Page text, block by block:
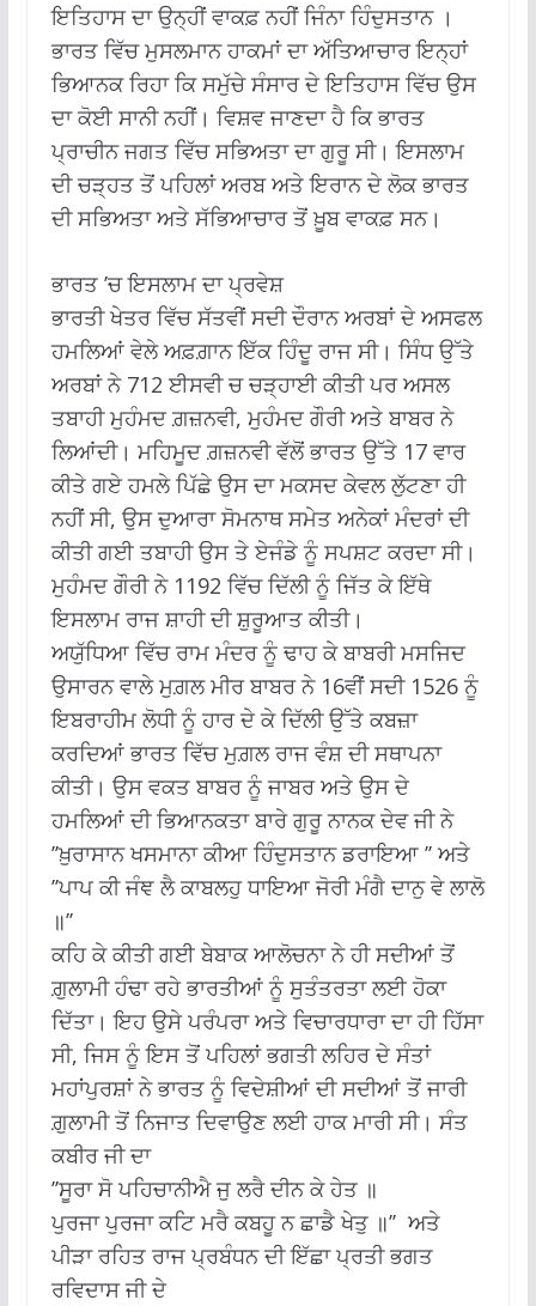
ਇਤਿਹਾਸ ਦਾ ਉਨ੍ਹੀਂ ਵਾਕਫ਼ ਨਹੀਂ ਜਿੰਨਾ ਹਿੰਦੁਸਤਾਨ ।
ਭਾਰਤ ਵਿੱਚ ਮੁਸਲਮਾਨ ਹਾਕਮਾਂ ਦਾ ਅੱਤਿਆਚਾਰ ਇਨ੍ਹਾਂ
ਭਿਆਨਕ ਰਿਹਾ ਕਿ ਸਮੁੱਚੇ ਸੰਸਾਰ ਦੇ ਇਤਿਹਾਸ ਵਿੱਚ ਉਸ
ਦਾ ਕੋਈ ਸਾਨੀ ਨਹੀਂ। ਵਿਸ਼ਵ ਜਾਣਦਾ ਹੈ ਕਿ ਭਾਰਤ
ਪ੍ਰਾਚੀਨ ਜਗਤ ਵਿੱਚ ਸਭਿਅਤਾ ਦਾ ਗੁਰੂ ਸੀ। ਇਸਲਾਮ
ਦੀ ਚੜ੍ਹਤ ਤੋਂ ਪਹਿਲਾਂ ਅਰਬ ਅਤੇ ਇਰਾਨ ਦੇ ਲੋਕ ਭਾਰਤ
ਦੀ ਸਭਿਅਤਾ ਅਤੇ ਸੱਭਿਆਚਾਰ ਤੋਂ ਖ਼ੂਬ ਵਾਕਫ਼ ਸਨ।
ਭਾਰਤ ’ਚ ਇਸਲਾਮ ਦਾ ਪ੍ਰਵੇਸ਼
ਭਾਰਤੀ ਖੇਤਰ ਵਿੱਚ ਸੱਤਵੀਂ ਸਦੀ ਦੌਰਾਨ ਅਰਬਾਂ ਦੇ ਅਸਫਲ
ਹਮਲਿਆਂ ਵੇਲੇ ਅਫ਼ਗ਼ਾਨ ਇੱਕ ਹਿੰਦੂ ਰਾਜ ਸੀ। ਸਿੰਧ ਉੱਤੇ
ਅਰਬਾਂ ਨੇ 712 ਈਸਵੀ ਚ ਚੜ੍ਹਾਈ ਕੀਤੀ ਪਰ ਅਸਲ
ਤਬਾਹੀ ਮੁਹੰਮਦ ਗ਼ਜ਼ਨਵੀ, ਮੁਹੰਮਦ ਗੌਰੀ ਅਤੇ ਬਾਬਰ ਨੇ
ਲਿਆਂਦੀ। ਮਹਿਮੂਦ ਗ਼ਜ਼ਨਵੀ ਵੱਲੋਂ ਭਾਰਤ ਉੱਤੇ 17 ਵਾਰ
ਕੀਤੇ ਗਏ ਹਮਲੇ ਪਿੱਛੇ ਉਸ ਦਾ ਮਕਸਦ ਕੇਵਲ ਲੁੱਟਣਾ ਹੀ
ਨਹੀਂ ਸੀ, ਉਸ ਦੁਆਰਾ ਸੋਮਨਾਥ ਸਮੇਤ ਅਨੇਕਾਂ ਮੰਦਰਾਂ ਦੀ
ਕੀਤੀ ਗਈ ਤਬਾਹੀ ਉਸ ਤੇ ਏਜੰਡੇ ਨੂੰ ਸਪਸ਼ਟ ਕਰਦਾ ਸੀ।
ਮੁਹੰਮਦ ਗੌਰੀ ਨੇ 1192 ਵਿੱਚ ਦਿੱਲੀ ਨੂੰ ਜਿੱਤ ਕੇ ਇੱਥੇ
ਇਸਲਾਮ ਰਾਜ ਸ਼ਾਹੀ ਦੀ ਸ਼ੁਰੂਆਤ ਕੀਤੀ।
ਅਯੁੱਧਿਆ ਵਿੱਚ ਰਾਮ ਮੰਦਰ ਨੂੰ ਢਾਹ ਕੇ ਬਾਬਰੀ ਮਸਜਿਦ
ਉਸਾਰਨ ਵਾਲੇ ਮੁਗ਼ਲ ਮੀਰ ਬਾਬਰ ਨੇ 16ਵੀਂ ਸਦੀ 1526 ਨੂੰ
ਇਬਰਾਹੀਮ ਲੋਧੀ ਨੂੰ ਹਾਰ ਦੇ ਕੇ ਦਿੱਲੀ ਉੱਤੇ ਕਬਜ਼ਾ
ਕਰਦਿਆਂ ਭਾਰਤ ਵਿੱਚ ਮੁਗ਼ਲ ਰਾਜ ਵੰਸ਼ ਦੀ ਸਥਾਪਨਾ
ਕੀਤੀ। ਉਸ ਵਕਤ ਬਾਬਰ ਨੂੰ ਜਾਬਰ ਅਤੇ ਉਸ ਦੇ
ਹਮਲਿਆਂ ਦੀ ਭਿਆਨਕਤਾ ਬਾਰੇ ਗੁਰੂ ਨਾਨਕ ਦੇਵ ਜੀ ਨੇ
’’ਖ਼ੁਰਾਸਾਨ ਖਸਮਾਨਾ ਕੀਆ ਹਿੰਦੁਸਤਾਨ ਡਰਾਇਆ ’’ ਅਤੇ
’’ਪਾਪ ਕੀ ਜੰਞ ਲੈ ਕਾਬਲਹੁ ਧਾਇਆ ਜੋਰੀ ਮੰਗੈ ਦਾਨੁ ਵੇ ਲਾਲੋ
॥’’
ਕਹਿ ਕੇ ਕੀਤੀ ਗਈ ਬੇਬਾਕ ਆਲੋਚਨਾ ਨੇ ਹੀ ਸਦੀਆਂ ਤੋਂ
ਗ਼ੁਲਾਮੀ ਹੰਢਾ ਰਹੇ ਭਾਰਤੀਆਂ ਨੂੰ ਸੁਤੰਤਰਤਾ ਲਈ ਹੋਕਾ
ਦਿੱਤਾ। ਇਹ ਉਸੇ ਪਰੰਪਰਾ ਅਤੇ ਵਿਚਾਰਧਾਰਾ ਦਾ ਹੀ ਹਿੱਸਾ
ਸੀ, ਜਿਸ ਨੂੰ ਇਸ ਤੋਂ ਪਹਿਲਾਂ ਭਗਤੀ ਲਹਿਰ ਦੇ ਸੰਤਾਂ
ਮਹਾਂਪੁਰਸ਼ਾਂ ਨੇ ਭਾਰਤ ਨੂੰ ਵਿਦੇਸ਼ੀਆਂ ਦੀ ਸਦੀਆਂ ਤੋਂ ਜਾਰੀ
ਗ਼ੁਲਾਮੀ ਤੋਂ ਨਿਜਾਤ ਦਿਵਾਉਣ ਲਈ ਹਾਕ ਮਾਰੀ ਸੀ। ਸੰਤ
ਕਬੀਰ ਜੀ ਦਾ
’’ਸੂਰਾ ਸੋ ਪਹਿਚਾਨੀਐ ਜੁ ਲਰੈ ਦੀਨ ਕੇ ਹੇਤ ॥
ਪੁਰਜਾ ਪੁਰਜਾ ਕਟਿ ਮਰੈ ਕਬਹੂ ਨ ਛਾਡੈ ਖੇਤੁ ॥’’ ਅਤੇ
ਪੀੜਾ ਰਹਿਤ ਰਾਜ ਪ੍ਰਬੰਧਨ ਦੀ ਇੱਛਾ ਪ੍ਰਤੀ ਭਗਤ
ਰਵਿਦਾਸ ਜੀ ਦੇ